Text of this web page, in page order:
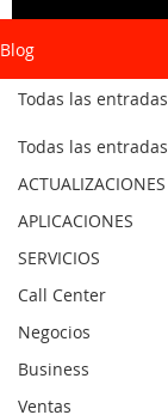
Blog
Todas las entradas
ACTUALIZACIONES
APLICACIONES
SERVICIOS
Call Center
Negocios
Business
Ventas
Todas las entradas